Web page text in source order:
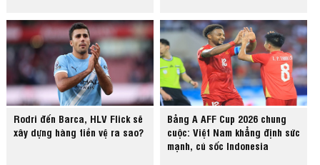
Rodri đến Barca, HLV Flick sẽ
xây dựng hàng tiền vệ ra sao?
Bảng A AFF Cup 2026 chung
cuộc: Việt Nam khẳng định sức
mạnh, cú sốc Indonesia